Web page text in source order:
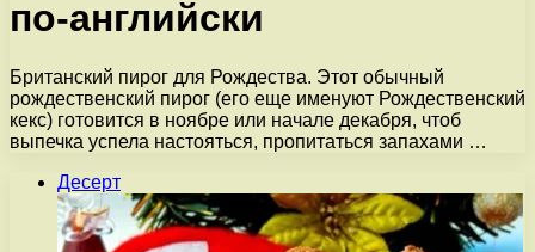
по-английски
Британский пирог для Рождества. Этот обычный
рождественский пирог (его еще именуют Рождественский
кекс) готовится в ноябре или начале декабря, чтоб
выпечка успела настояться, пропитаться запахами …
Десерт